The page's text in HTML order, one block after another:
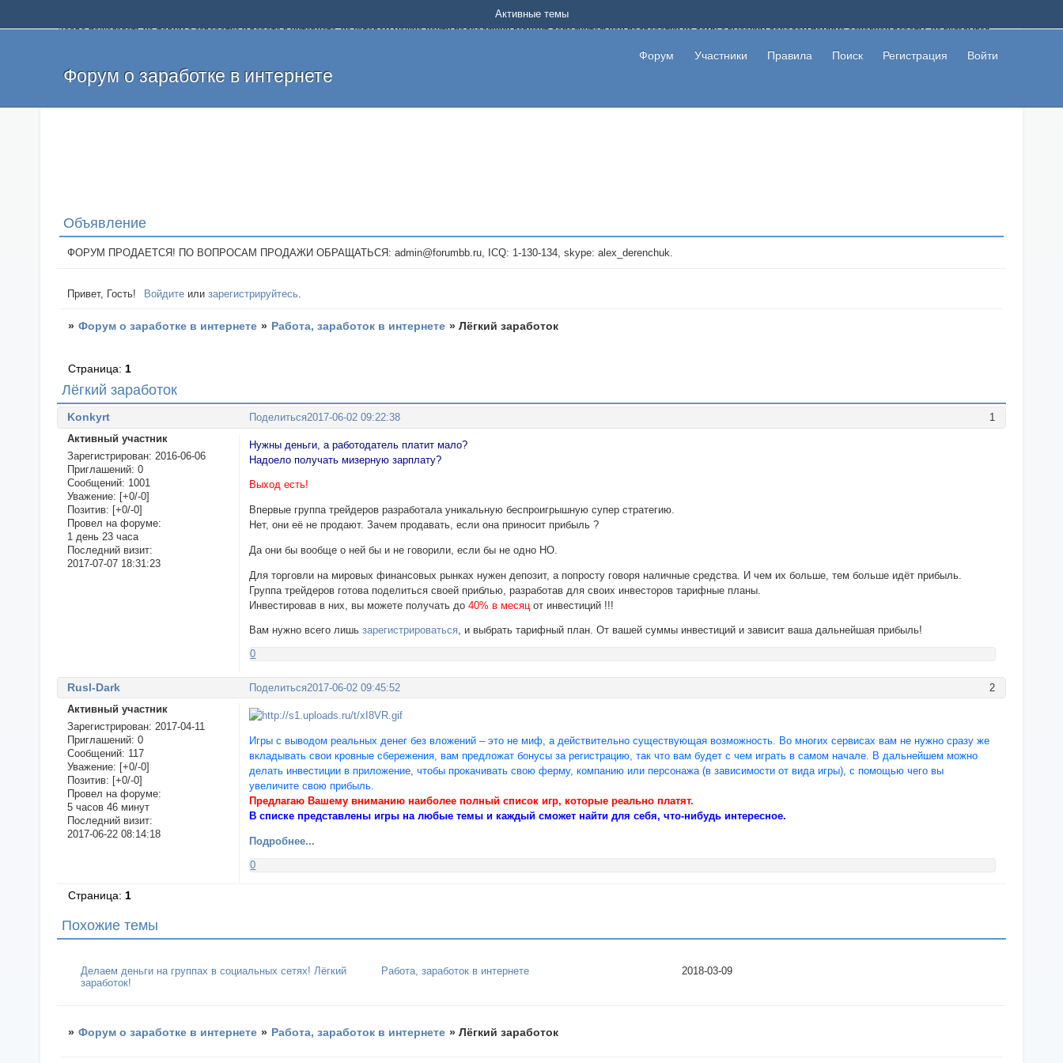
Добро пожаловать на форум о заработке и работе в интернете, на котором можно найти подходящий вариант дополнительной подработки на дому с высоким доходом помимо основной работы, не вкладывая
и оставлять свои отзывы. Если вы знаете, что определенный проект или сайт не платит, то указывайте в теме что это лохотрон, чтобы другие пользователи не попались на развод. Вы сможете начать зарабатывать
легкие деньги без вложений и регистрации уже сегодня. Создавайте новые темы, размещайте объявления со своими пригласительными ссылками и первая прибыль не заставит себя долго ждать.
Форум о заработке в интернете
Форум Участники Правила Поиск Регистрация Войти
Активные темы
Объявление
ФОРУМ ПРОДАЕТСЯ! ПО ВОПРОСАМ ПРОДАЖИ ОБРАЩАТЬСЯ: admin@forumbb.ru, ICQ: 1-130-134, skype: alex_derenchuk.
Привет, Гость! Войдите илизарегистрируйтесь.
» Форум о заработке в интернете » Работа, заработок в интернете »Лёгкий заработок
Лёгкий заработок
Страница: 1
Поделиться 1
2017-06-02 09:22:38
Konkyrt
Активный участник
Зарегистрирован: 2016-06-06
Приглашений: 0
Сообщений: 1001
Уважение: [+0/-0]
Позитив: [+0/-0]
Провел на форуме:
1 день 23 часа
Последний визит:
2017-07-07 18:31:23
Нужны деньги, а работодатель платит мало?
Надоело получать мизерную зарплату?
Выход есть!
Впервые группа трейдеров разработала уникальную беспроигрышную супер стратегию.
Нет, они её не продают. Зачем продавать, если она приносит прибыль ?
Да они бы вообще о ней бы и не говорили, если бы не одно НО.
Для торговли на мировых финансовых рынках нужен депозит, а попросту говоря наличные средства. И чем их больше, тем больше идёт прибыль.
Группа трейдеров готова поделиться своей приблью, разработав для своих инвесторов тарифные планы.
Инвестировав в них, вы можете получать до40% в месяц от инвестиций !!!
Вам нужно всего лишьзарегистрироваться, и выбрать тарифный план. От вашей суммы инвестиций и зависит ваша дальнейшая прибыль!
0
Поделиться 2
2017-06-02 09:45:52
Rusl-Dark
Активный участник
Зарегистрирован: 2017-04-11
Приглашений: 0
Сообщений: 117
Уважение: [+0/-0]
Позитив: [+0/-0]
Провел на форуме:
5 часов 46 минут
Последний визит:
2017-06-22 08:14:18
Игры с выводом реальных денег без вложений – это не миф, а действительно существующая возможность. Во многих сервисах вам не нужно сразу же
вкладывать свои кровные сбережения, вам предложат бонусы за регистрацию, так что вам будет с чем играть в самом начале. В дальнейшем можно
делать инвестиции в приложение, чтобы прокачивать свою ферму, компанию или персонажа (в зависимости от вида игры), с помощью чего вы
увеличите свою прибыль.
Предлагаю Вашему вниманию наиболее полный список игр, которые реально платят.
В списке представлены игры на любые темы и каждый сможет найти для себя, что-нибудь интересное.
Подробнее...
0
Страница: 1
Похожие темы
Делаем деньги на группах в социальных сетях! Лёгкий
заработок!
Работа, заработок в интернете 2018-03-09
» Форум о заработке в интернете » Работа, заработок в интернете »Лёгкий заработок